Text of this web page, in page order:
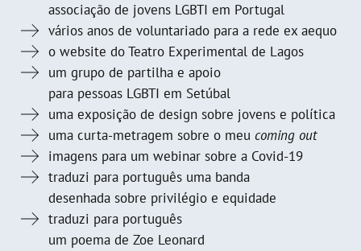
associação de jovens LGBTI em Portugal
vários anos de voluntariado para a rede ex aequo
o website do Teatro Experimental de Lagos
um grupo de partilha e apoio
para pessoas LGBTI em Setúbal
uma exposição de design sobre jovens e política
uma curta-metragem sobre o meu coming out
imagens para um webinar sobre a Covid-19
traduzi para português uma banda
desenhada sobre privilégio e equidade
traduzi para português
um poema de Zoe Leonard